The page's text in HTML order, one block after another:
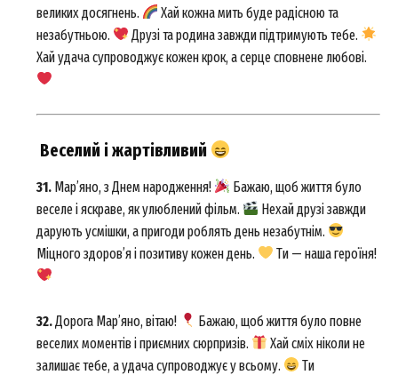
News Week
Magazine PRO
великих досягнень.
Хай кожна мить буде радісною та
незабутньою.
Друзі та родина завжди підтримують тебе.
Хай удача супроводжує кожен крок, а серце сповнене любові.
Веселий і жартівливий
31. Мар’яно, з Днем народження!
Бажаю, щоб життя було
веселе і яскраве, як улюблений фільм.
Нехай друзі завжди
дарують усмішки, а пригоди роблять день незабутнім.
Міцного здоров’я і позитиву кожен день.
Ти — наша героїня!
32.Дорога Мар’яно, вітаю!
Бажаю, щоб життя було повне
веселих моментів і приємних сюрпризів.
Хай сміх ніколи не
залишає тебе, а удача супроводжує у всьому.
Ти